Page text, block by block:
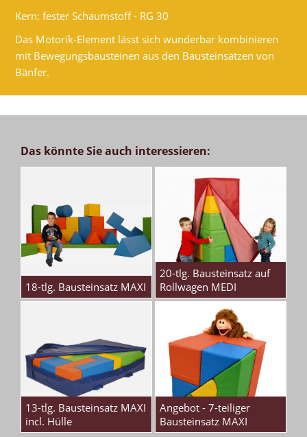
Kern: fester Schaumstoff - RG 30
Das Motorik-Element lässt sich wunderbar kombinieren
mit Bewegungsbausteinen aus den Bausteinsätzen von
Bänfer.
Das könnte Sie auch interessieren:
18-tlg. Bausteinsatz MAXI
20-tlg. Bausteinsatz auf
Rollwagen MEDI
13-tlg. Bausteinsatz MAXI
incl. Hülle
Angebot - 7-teiliger
Bausteinsatz MAXI